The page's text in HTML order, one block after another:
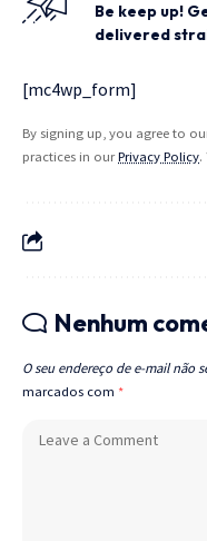
Be keep up!
delivered
[mc4wp_form]
By signing up, you agree to
practices in ourPrivacy Policy.
Nenhum
O seu endereço de e-mail não
marcados com *